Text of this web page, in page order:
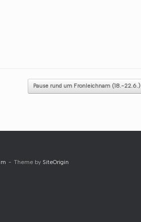
Pause rund um Fronleichnam (18.-22.6.)
Theme by SiteOrigin